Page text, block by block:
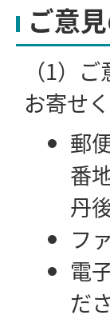
ご意
（1）
お寄せ
郵
番
丹
フ
電
だ